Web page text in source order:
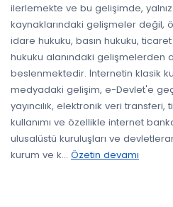
ilerlemekte ve bu gelişimde,
kaynaklarındaki gelişmeler değil,
idare hukuku, basın hukuku,
hukuku alanındaki gelişmelerden
beslenmektedir. İnternetin klasik
medyadaki gelişim, e-Devlet'e
yayıncılık, elektronik veri
kullanımı ve özellikle internet
ulusalüstü kuruluşları ve
kurum ve k... Özetin devamı